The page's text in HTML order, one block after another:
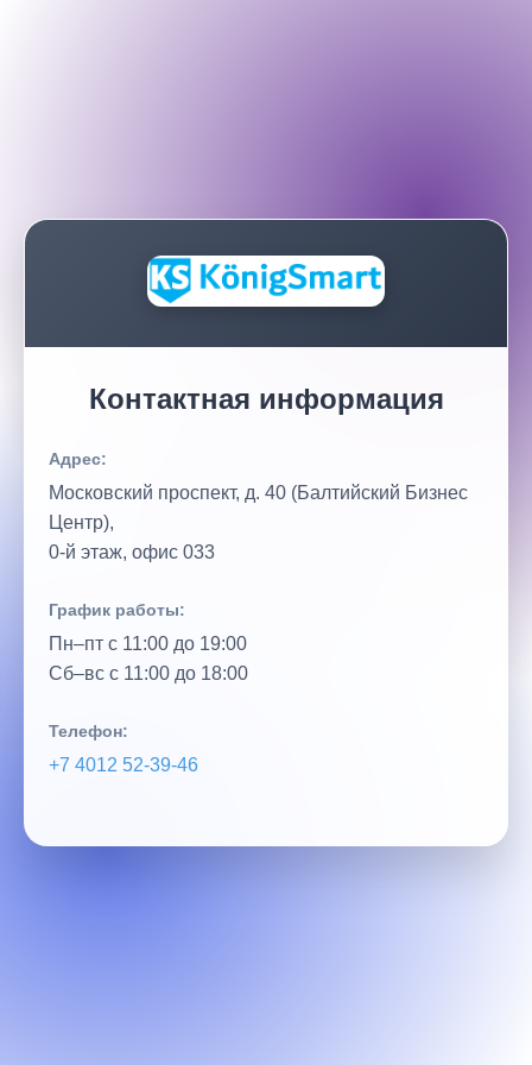
Контактная информация
Адрес:
Московский проспект, д. 40 (Балтийский Бизнес
Центр),
0‑й этаж, офис 033
График работы:
Пн–пт с 11:00 до 19:00
Сб–вс с 11:00 до 18:00
Телефон:
+7 4012 52‑39‑46